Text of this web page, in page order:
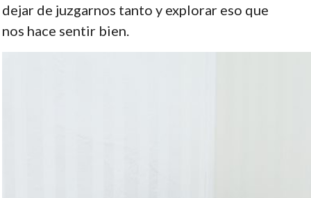
dejar de juzgarnos tanto y explorar eso que
nos hace sentir bien.